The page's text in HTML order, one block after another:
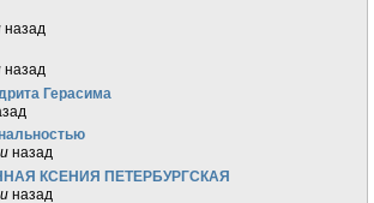
назад
назад
Герасима
назад
КСЕНИЯ ПЕТЕРБУРГСКАЯ
назад